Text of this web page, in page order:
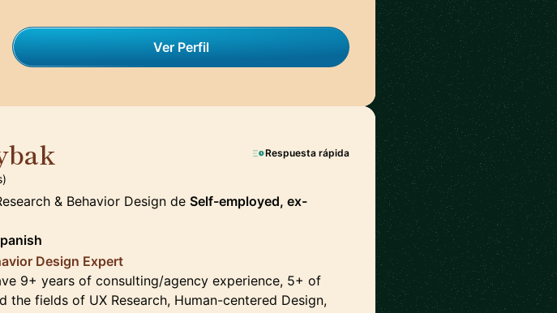
Ver Perfil
Respuesta rápida
& Behavior Design de Self-employed, ex-
Design Expert
9+ years of consulting/agency experience, 5+ of
the fields of UX Research, Human-centered Design,